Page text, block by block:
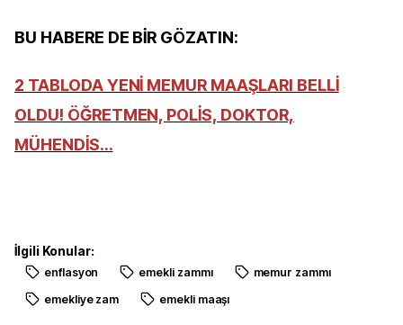
BU HABERE DE BİR GÖZATIN:
2 TABLODA YENİ MEMUR MAAŞLARI BELLİ
OLDU! ÖĞRETMEN, POLİS, DOKTOR,
MÜHENDİS...
İlgili Konular:
enflasyon emekli zammı
memur zammı
emekliye zam
emekli maaşı